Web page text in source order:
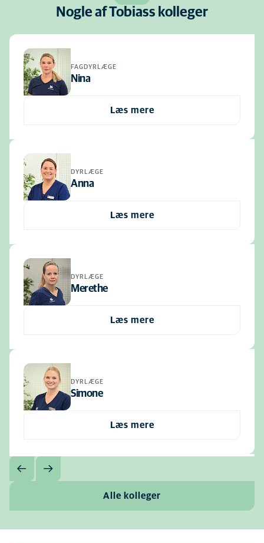
Nogle af Tobiass kolleger
FAGDYRLÆGE
Nina
Læs mere
DYRLÆGE
Anna
Læs mere
DYRLÆGE
Merethe
Læs mere
DYRLÆGE
Simone
Læs mere
Alle kolleger